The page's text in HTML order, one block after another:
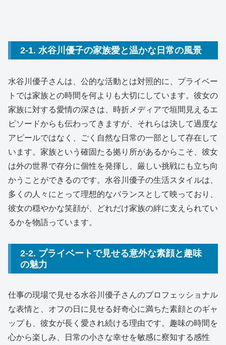
2-1. 水谷川優子の家族愛と温かな日常の風景
水谷川優子さんは、公的な活動とは対照的に、プライベー
トでは家族との時間を何よりも大切にしています。彼女の
家族に対する愛情の深さは、時折メディアで垣間見えるエ
ピソードからも伝わってきますが、それらは決して過度な
アピールではなく、ごく自然な日常の一部として存在して
います。家族という確固たる拠り所があるからこそ、彼女
は外の世界で存分に個性を発揮し、厳しい挑戦にも立ち向
かうことができるのです。水谷川優子の生活スタイルは、
多くの人々にとって理想的なバランスとして映っており、
彼女の穏やかな笑顔が、どれだけ家族の絆に支えられてい
るかを物語っています。
2-2. プライベートで見せる意外な素顔と趣味
の魅力
仕事の現場で見せる水谷川優子さんのプロフェッショナル
な表情と、オフの日に見せる好奇心に満ちた素顔とのギャ
ップも、彼女が長く愛され続ける理由です。趣味の時間を
心から楽しみ、日常の小さな幸せを敏感に察知する感性